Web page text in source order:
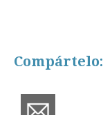
Compártelo: